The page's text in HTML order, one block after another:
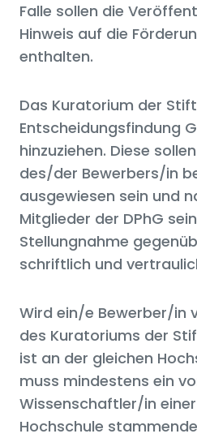
Falle sollen die
Hinweis auf die
enthalten.
Das Kuratorium der
Entscheidungsfindung
hinzuziehen. Diese
des/der Bewerbers/in
ausgewiesen sein und
Mitglieder der DPhG
Stellungnahme
schriftlich und
Wird ein/e Bewerber/in
des Kuratoriums der
ist an der gleichen
muss mindestens ein
Wissenschaftler/in
Hochschule